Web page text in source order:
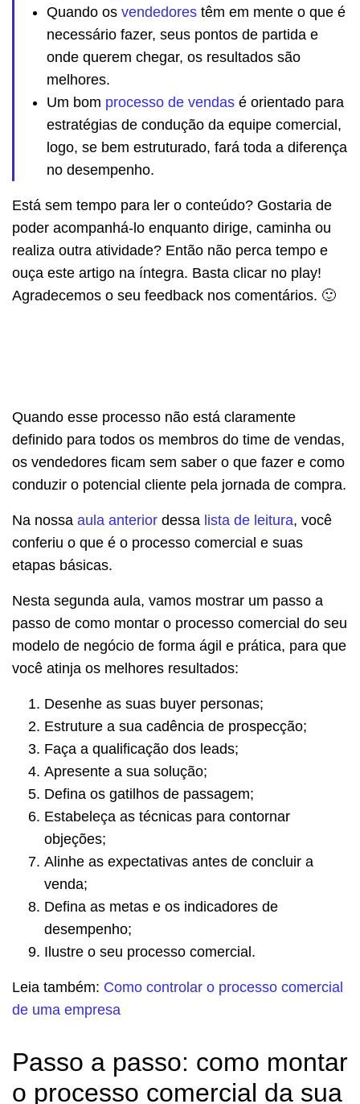
Quando os vendedores têm em mente o que é
necessário fazer, seus pontos de partida e
onde querem chegar, os resultados são
melhores.
Um bom processo de vendas é orientado para
estratégias de condução da equipe comercial,
logo, se bem estruturado, fará toda a diferença
no desempenho.
Está sem tempo para ler o conteúdo? Gostaria de
poder acompanhá-lo enquanto dirige, caminha ou
realiza outra atividade? Então não perca tempo e
ouça este artigo na íntegra. Basta clicar no play!
Agradecemos o seu feedback nos comentários. 🙂
Quando esse processo não está claramente
definido para todos os membros do time de vendas,
os vendedores ficam sem saber o que fazer e como
conduzir o potencial cliente pela jornada de compra.
Na nossa aula anterior dessa lista de leitura, você
conferiu o que é o processo comercial e suas
etapas básicas.
Nesta segunda aula, vamos mostrar um passo a
passo de como montar o processo comercial do seu
modelo de negócio de forma ágil e prática, para que
você atinja os melhores resultados:
Desenhe as suas buyer personas;
Estruture a sua cadência de prospecção;
Faça a qualificação dos leads;
Apresente a sua solução;
Defina os gatilhos de passagem;
Estabeleça as técnicas para contornar
objeções;
Alinhe as expectativas antes de concluir a
venda;
Defina as metas e os indicadores de
desempenho;
Ilustre o seu processo comercial.
Leia também: Como controlar o processo comercial
de uma empresa
Passo a passo: como montar
o processo comercial da sua